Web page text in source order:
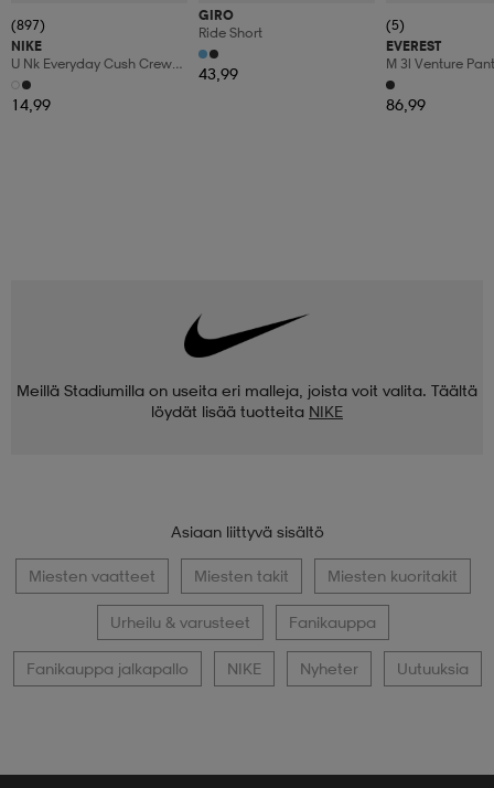
(897)
NIKE
U Nk Everyday Cush Crew
3pr
14,99
GIRO
Ride Short
43,99
(5)
EVEREST
M 3l Venture Pant
86,99
Meillä Stadiumilla on useita eri malleja, joista voit valita. Täältä
löydät lisää tuotteita NIKE
Asiaan liittyvä sisältö
Miesten vaatteet Miesten takit Miesten kuoritakit
Urheilu & varusteet Fanikauppa
Fanikauppa jalkapallo NIKE Nyheter Uutuuksia